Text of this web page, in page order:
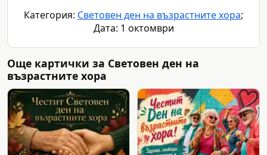
Категория: Световен ден на възрастните хора;
Дата: 1 октомври
Още картички за Световен ден на
възрастните хора